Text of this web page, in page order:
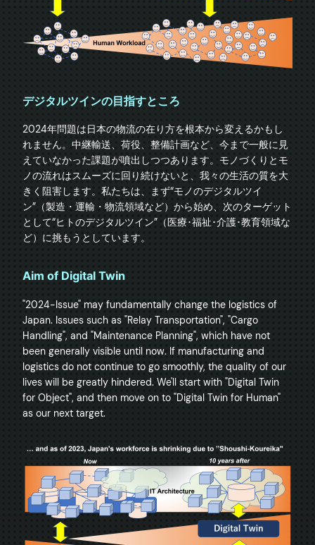
デジタルツインの目指すところ
2024年問題は日本の物流の在り方を根本から変えるかもし
れません。中継輸送、荷役、整備計画など、今まで一般に見
えていなかった課題が噴出しつつあります。モノづくりとモ
ノの流れはスムーズに回り続けないと、我々の生活の質を大
きく阻害します。私たちは、まず“モノのデジタルツイ
ン”（製造・運輸・物流領域など）から始め、次のターゲット
として“ヒトのデジタルツイン”（医療･福祉･介護･教育領域な
ど）に挑もうとしています。
Aim of Digital Twin
"2024-Issue" may fundamentally change the logistics of
Japan. Issues such as "Relay Transportation", "Cargo
Handling", and "Maintenance Planning", which have not
been generally visible until now. If manufacturing and
logistics do not continue to go smoothly, the quality of our
lives will be greatly hindered. We'll start with "Digital Twin
for Object", and then move on to "Digital Twin for Human"
as our next target.